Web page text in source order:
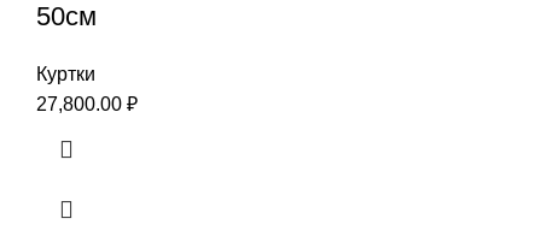
50см
Куртки
27,800.00 ₽